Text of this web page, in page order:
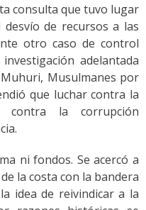
consulta que tuvo lugar
de recursos a las
otro caso de control
adelantada
Musulmanes por
que luchar contra la
contra la corrupción
ni fondos. Se acercó a
la costa con la bandera
idea de reivindicar a la